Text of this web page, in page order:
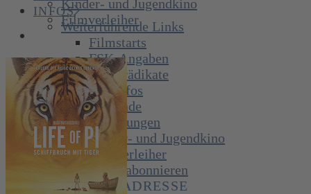
INFOS
Weiterführende Links
Filmstarts
FSK-Angaben
Filmprädikate
Brancheninfos
Verbände
Förderungen
Kinder- und Jugendkino
Filmverleiher
Newsletter abonnieren
E-MAIL-ADRESSE
Kinder- und Jugendkino
Filmverleiher